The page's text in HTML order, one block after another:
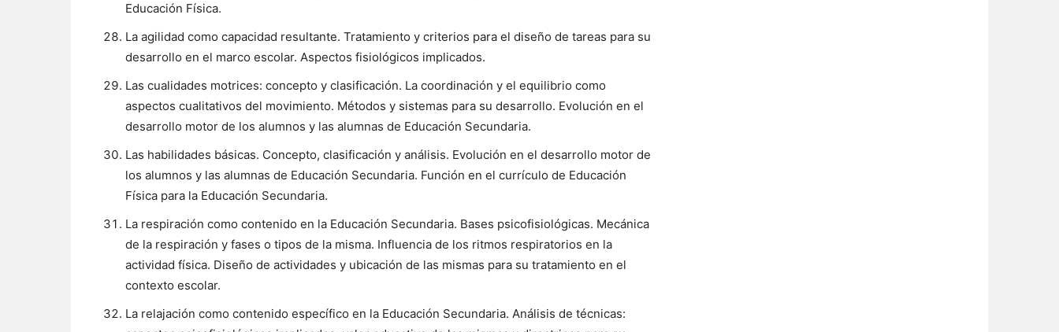
Educación Física.
La agilidad como capacidad resultante. Tratamiento y criterios para el diseño de tareas para su
desarrollo en el marco escolar. Aspectos fisiológicos implicados.
Las cualidades motrices: concepto y clasificación. La coordinación y el equilibrio como
aspectos cualitativos del movimiento. Métodos y sistemas para su desarrollo. Evolución en el
desarrollo motor de los alumnos y las alumnas de Educación Secundaria.
Las habilidades básicas. Concepto, clasificación y análisis. Evolución en el desarrollo motor de
los alumnos y las alumnas de Educación Secundaria. Función en el currículo de Educación
Física para la Educación Secundaria.
La respiración como contenido en la Educación Secundaria. Bases psicofisiológicas. Mecánica
de la respiración y fases o tipos de la misma. Influencia de los ritmos respiratorios en la
actividad física. Diseño de actividades y ubicación de las mismas para su tratamiento en el
contexto escolar.
La relajación como contenido específico en la Educación Secundaria. Análisis de técnicas: